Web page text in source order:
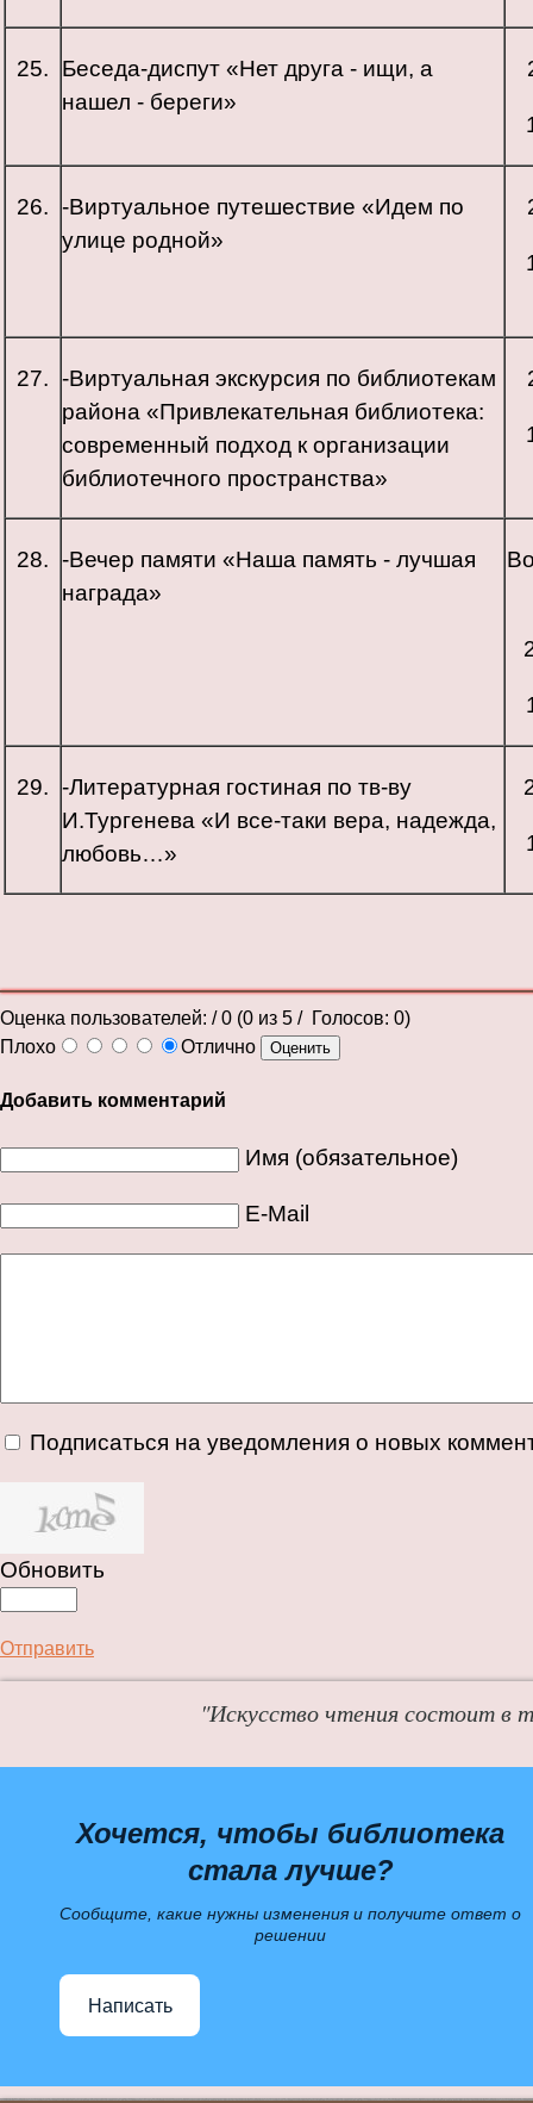
25.
Беседа-диспут «Нет друга - ищи, а
нашел - береги»
26. -Виртуальное путешествие «Идем по
улице родной»
27. -Виртуальная экскурсия по библиотекам
района «Привлекательная библиотека:
современный подход к организации
библиотечного пространства»
28. -Вечер памяти «Наша память - лучшая
награда»
29. -Литературная гостиная по тв-ву
И.Тургенева «И все-таки вера, надежда,
любовь…»
Оценка пользователей: / 0 (0 из 5 / Голосов: 0)
Плохо
Отлично
Добавить комментарий
Имя (обязательное)
E-Mail
Подписаться на уведомления о новых
Обновить
Отправить
"Искусство чтения состоит
Хочется, чтобы библиотека
стала лучше?
Сообщите, какие нужны изменения и получите ответ о
решении
Написать